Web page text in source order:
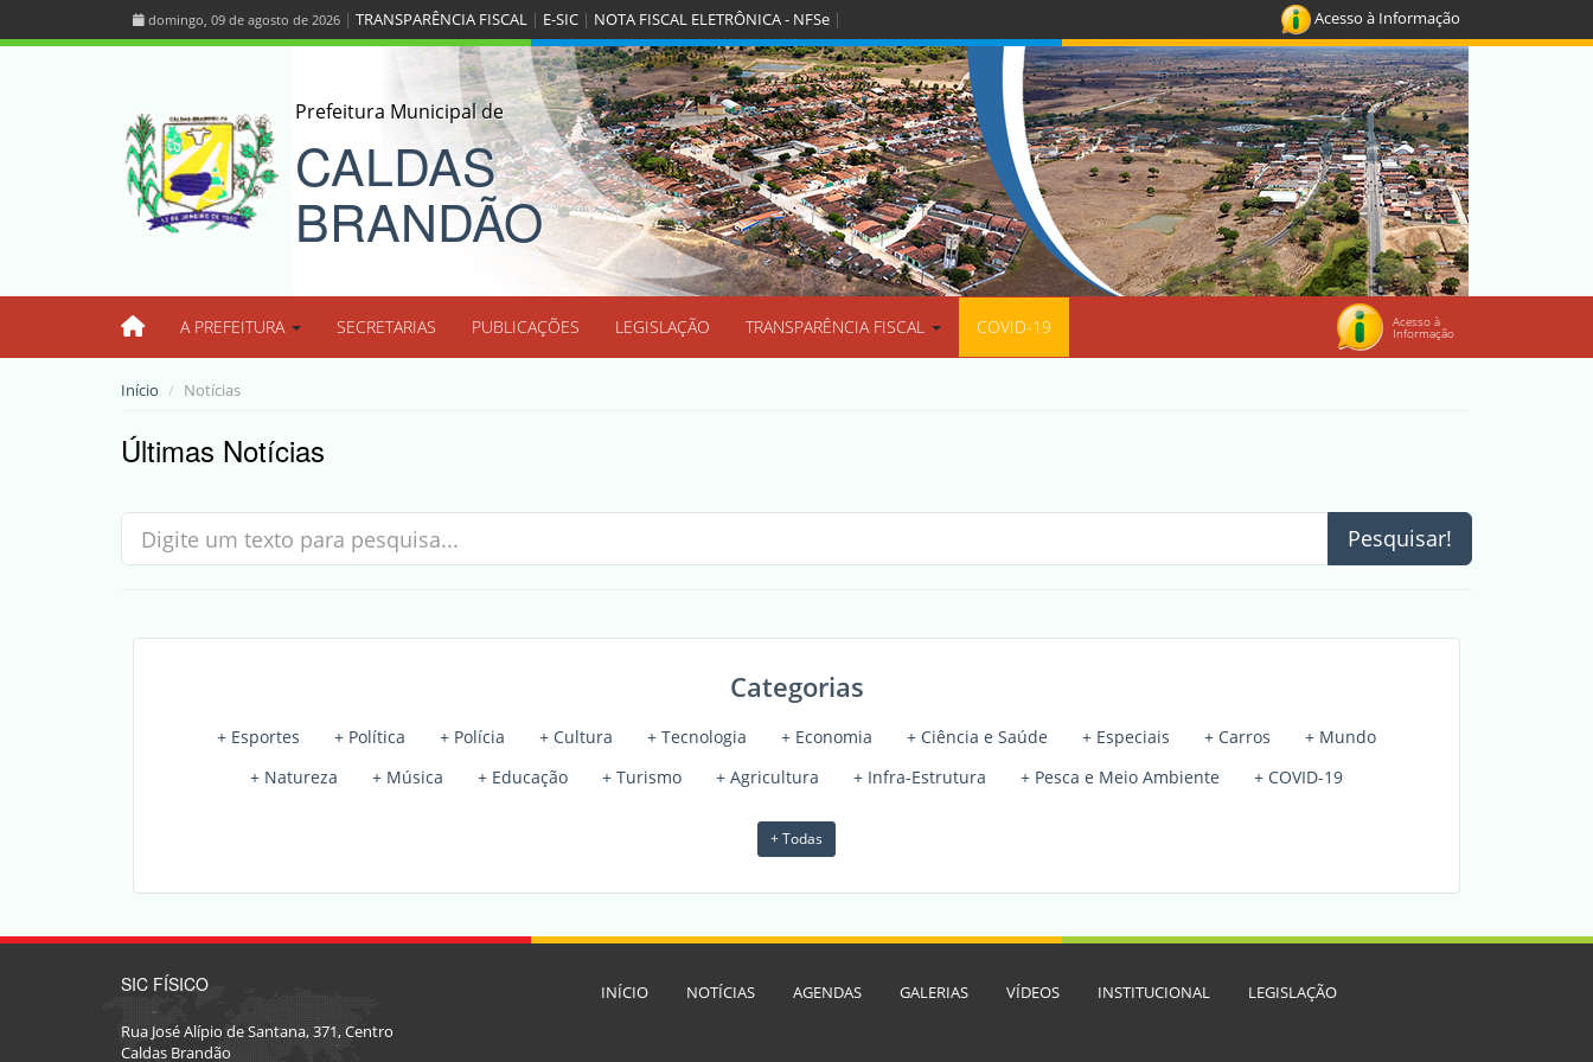
domingo, 09 de agosto de 2026 | TRANSPARÊNCIA FISCAL | E-SIC | NOTA FISCAL ELETRÔNICA - NFSe | Acesso à Informação
Prefeitura Municipal de
CALDAS
BRANDÃO
A PREFEITURA SECRETARIAS PUBLICAÇÕES LEGISLAÇÃO TRANSPARÊNCIA FISCAL COVID-19 Acesso à
Informação
Início Notícias
Últimas Notícias
Pesquisar!
Categorias
+ Esportes + Política + Polícia + Cultura + Tecnologia + Economia + Ciência e Saúde + Especiais + Carros
+ Mundo
+ Natureza
+ Música + Educação + Turismo + Agricultura + Infra-Estrutura + Pesca e Meio Ambiente + COVID-19
+ Todas
SIC FÍSICO
Rua José Alípio de Santana, 371, Centro
Caldas Brandão
INÍCIO NOTÍCIAS AGENDAS GALERIAS VÍDEOS INSTITUCIONAL LEGISLAÇÃO